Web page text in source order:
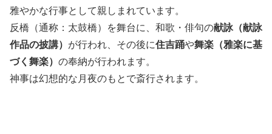
雅やかな行事として親しまれています。
反橋（通称：太鼓橋）を舞台に、和歌・俳句の献詠（献詠
作品の披講） が行われ、その後に住吉踊や舞楽（雅楽に基
づく舞楽） の奉納が行われます。
神事は幻想的な月夜のもとで斎行されます。